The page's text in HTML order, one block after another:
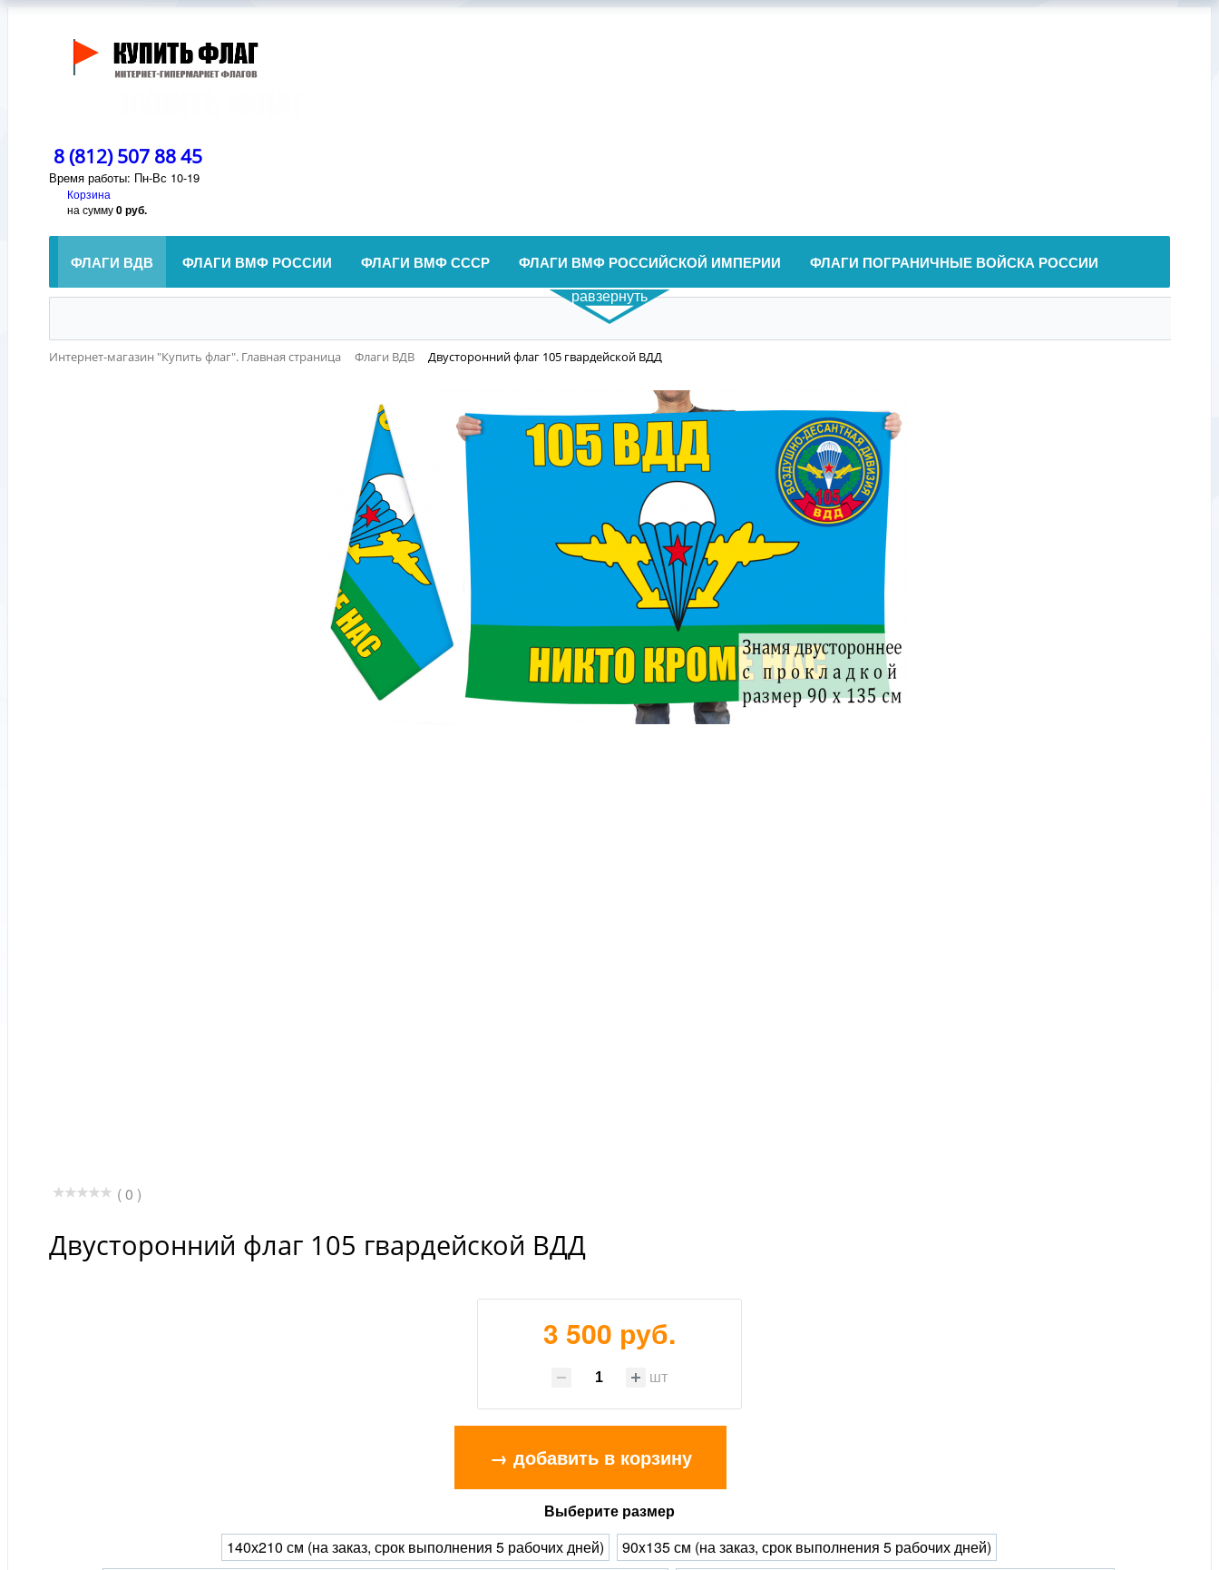
8 (812) 507 88 45
Время работы: Пн-Вс 10-19
Корзина
на сумму0 руб.
ФЛАГИ ВДВ ФЛАГИ ВМФ РОССИИ ФЛАГИ ВМФ СССР ФЛАГИ ВМФ РОССИЙСКОЙ ИМПЕРИИ ФЛАГИ ПОГРАНИЧНЫЕ ВОЙСКА РОССИИ
равзернуть
Интернет-магазин "Купить флаг". Главная страница Флаги ВДВ Двусторонний флаг 105 гвардейской ВДД
( 0 )
Двусторонний флаг 105 гвардейской ВДД
3 500 руб.
шт
→ добавить в корзину
Выберите размер
140х210 см (на заказ, срок выполнения 5 рабочих дней)
90x135 см (на заказ, срок выполнения 5 рабочих дней)